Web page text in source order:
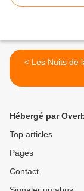
< Les Nuits de
Hébergé par
Top articles
Pages
Contact